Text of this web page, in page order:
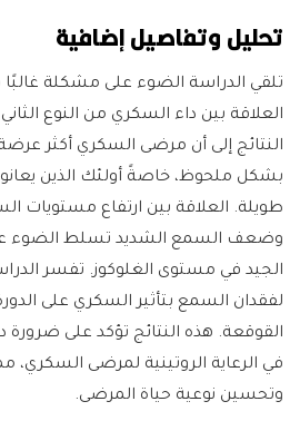
تحليل وتفاصيل إضافية
تلقي الدراسة الضوء على مشكلة غالبًا
العلاقة بين داء السكري من النوع
النتائج إلى أن مرضى السكري أكثر
بشكل ملحوظ، خاصةً أولئك الذين
وضعف السمع الشديد تسلط الضوء
الجيد في مستوى الغلوكوز. تفسر
لفقدان السمع بتأثير السكري على
القوقعة. هذه النتائج تؤكد على
في الرعاية الروتينية لمرضى السكري،
وتحسين نوعية حياة المرضى.